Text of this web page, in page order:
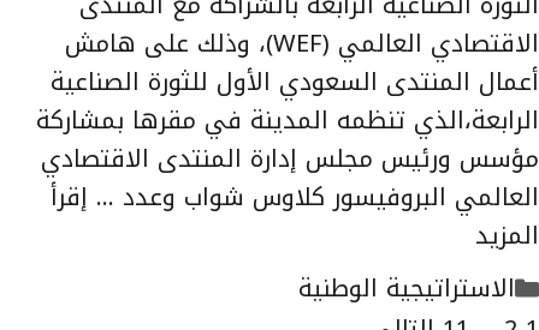
الاقتصادي العالمي (WEF)، وذلك على هامش
أعمال المنتدى السعودي الأول للثورة الصناعية
الرابعة،الذي تنظمه المدينة في مقرها بمشاركة
مؤسس ورئيس مجلس إدارة المنتدى الاقتصادي
العالمي البروفيسور كلاوس شواب وعدد … إقرأ
المزيد
التصنيفات
الاستراتيجية الوطنية